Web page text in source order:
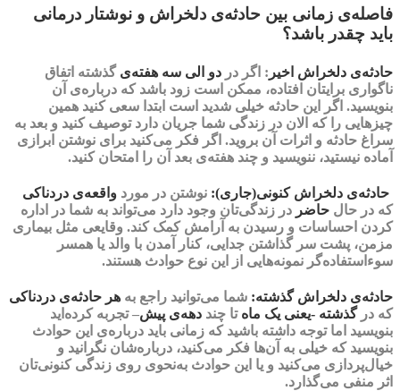
فاصله‌ی زمانی بین حادثه‌ی دلخراش و نوشتار درمانی
باید چقدر باشد؟
حادثه‌ی دلخراش اخیر : اگر در دو الی سه هفته‌ی گذشته اتفاق
ناگواری برایتان افتاده، ممکن است زود باشد که درباره‌ی آن
بنویسید. اگر این حادثه خیلی شدید است ابتدا سعی کنید همین
چیزهایی را که الان در زندگی شما جریان دارد توصیف کنید و بعد به
سراغ حادثه و اثرات آن بروید. اگر فکر می‌کنید برای نوشتن ابرازی
آماده نیستید، ننویسید و چند هفته‌ی بعد آن را امتحان کنید.
حادثه‌ی دلخراش کنونی(جاری): نوشتن در مورد واقعه‌ی دردناکی
که در حال حاضر در زندگی‌تان وجود دارد می‌تواند به شما در اداره
کردن احساسات و رسیدن به آرامش کمک کند. وقایعی مثل بیماری
مزمن، پشت سر گذاشتن جدایی، کنار آمدن با والد یا همسر
سوءاستفاده‌گر نمونه‌هایی از این نوع حوادث هستند.
حادثه‌ی دلخراش گذشته: شما می‌توانید راجع به هر حادثه‌ی دردناکی
که درگذشته -یعنی یک ماه تا چند دهه‌ی پیش– تجربه کرده‌اید
بنویسید اما توجه داشته باشید که زمانی باید درباره‌ی این حوادث
بنویسید که خیلی به آن‌ها فکر می‌کنید، درباره‌شان نگرانید و
خیال‌پردازی می‌کنید و یا این حوادث به‌نحوی روی زندگی کنونی‌تان
اثر منفی می‌گذارد‌.